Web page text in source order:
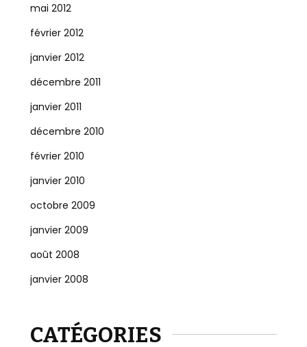
mai 2012
février 2012
janvier 2012
décembre 2011
janvier 2011
décembre 2010
février 2010
janvier 2010
octobre 2009
janvier 2009
août 2008
janvier 2008
CATÉGORIES